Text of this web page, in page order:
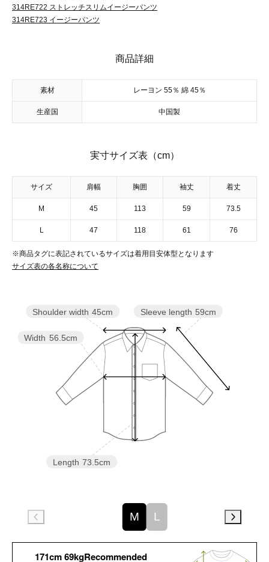
314RE722 ストレッチスリムイージーパンツ
314RE723 イージーパンツ
商品詳細
素材 レーヨン 55％ 綿 45％
生産国 中国製
実寸サイズ表（cm）
サイズ 肩幅 胸囲 袖丈 着丈
M 45 113 59 73.5
L 47 118 61 76
※商品タグに表記されているサイズは着用目安体型となります
サイズ表の各名称について
Sleeve length 59cm
Length 73.5cm
Width 56.5cm
Shoulder width 45cm
M L
171cm 69kgRecommended